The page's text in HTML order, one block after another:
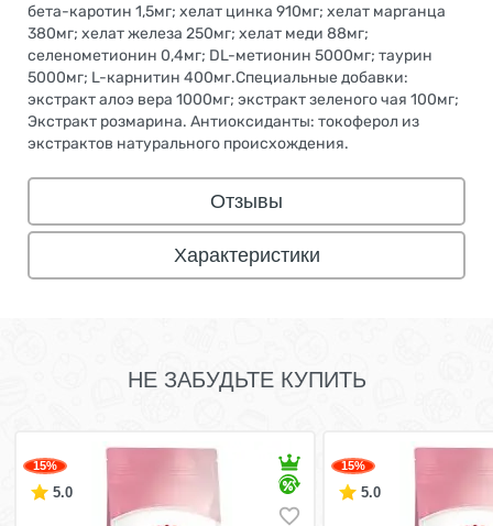
бета-каротин 1,5мг; хелат цинка 910мг; хелат марганца
380мг; хелат железа 250мг; хелат меди 88мг;
селенометионин 0,4мг; DL-метионин 5000мг; таурин
5000мг; L-карнитин 400мг.Специальные добавки:
экстракт алоэ вера 1000мг; экстракт зеленого чая 100мг;
Экстракт розмарина. Антиоксиданты: токоферол из
экстрактов натурального происхождения.
Отзывы
Характеристики
НЕ ЗАБУДЬТЕ КУПИТЬ
15%
5.0
15%
5.0